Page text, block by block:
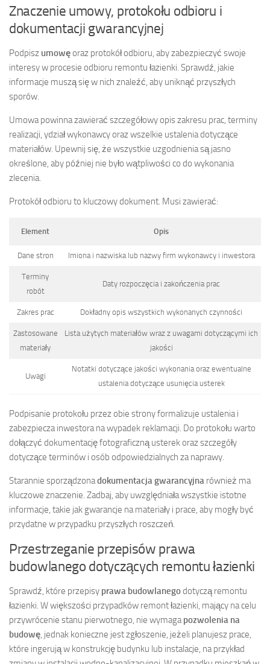
Znaczenie umowy, protokołu odbioru i
dokumentacji gwarancyjnej
Podpisz umowęoraz protokół odbioru, aby zabezpieczyć swoje
interesy w procesie odbioru remontu łazienki. Sprawdź, jakie
informacje muszą się w nich znaleźć, aby uniknąć przyszłych
sporów.
Umowa powinna zawierać szczegółowy opis zakresu prac, terminy
realizacji, ydział wykonawcy oraz wszelkie ustalenia dotyczące
materiałów. Upewnij się, że wszystkie uzgodnienia są jasno
określone, aby później nie było wątpliwości co do wykonania
zlecenia.
Protokół odbioru to kluczowy dokument. Musi zawierać:
Element Opis
Dane stron Imiona i nazwiska lub nazwy firm wykonawcy i inwestora
Terminy
robót
Daty rozpoczęcia i zakończenia prac
Zakres prac Dokładny opis wszystkich wykonanych czynności
Zastosowane
materiały
Lista użytych materiałów wraz z uwagami dotyczącymi ich
jakości
Uwagi
Notatki dotyczące jakości wykonania oraz ewentualne
ustalenia dotyczące usunięcia usterek
Podpisanie protokołu przez obie strony formalizuje ustalenia i
zabezpiecza inwestora na wypadek reklamacji. Do protokołu warto
dołączyć dokumentację fotograficzną usterek oraz szczegóły
dotyczące terminów i osób odpowiedzialnych za naprawy.
Starannie sporządzonadokumentacja gwarancyjna również ma
kluczowe znaczenie. Zadbaj, aby uwzględniała wszystkie istotne
informacje, takie jak gwarancje na materiały i prace, aby mogły być
przydatne w przypadku przyszłych roszczeń.
Przestrzeganie przepisów prawa
budowlanego dotyczących remontu łazienki
Sprawdź, które przepisy prawa budowlanegodotyczą remontu
łazienki. W większości przypadków remont łazienki, mający na celu
przywrócenie stanu pierwotnego, nie wymagapozwolenia na
budowę, jednak konieczne jest zgłoszenie, jeżeli planujesz prace,
które ingerują w konstrukcję budynku lub instalacje, na przykład